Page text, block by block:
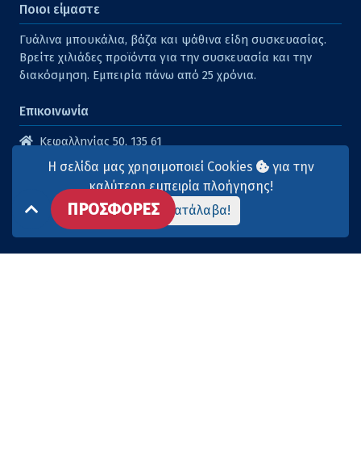
Ποιοι είμαστε
Γυάλινα μπουκάλια, βάζα και ψάθινα είδη συσκευασίας.
Βρείτε χιλιάδες προϊόντα για την συσκευασία και την
διακόσμηση. Εμπειρία πάνω από 25 χρόνια.
Επικοινωνία
Κεφαλληνίας 50, 135 61
Άγιοι Ανάργυροι
210 2614316
210 2615904
info@aqua-marina.gr
ΠΡΟΣΦΟΡΕΣ
Η σελίδα μας χρησιμοποιεί Cookies
για την
καλύτερη εμπειρία πλοήγησης!
Το κατάλαβα!